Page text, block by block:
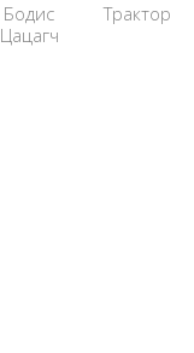
Бодис
Цацагч
Трактор